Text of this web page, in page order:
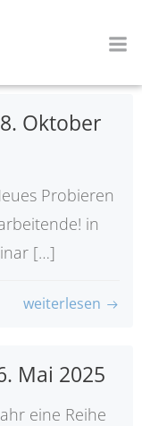
Oktober
Probieren
in
[…]
weiterlesen
Mai 2025
eine Reihe